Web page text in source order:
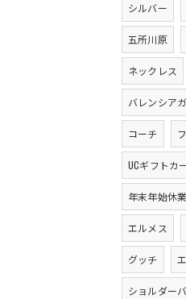
シルバー
五所川原
ネックレス
バレンシアガ
コーチ
UCギフトカ
年末年始休
エルメス
グッチ
ショルダー